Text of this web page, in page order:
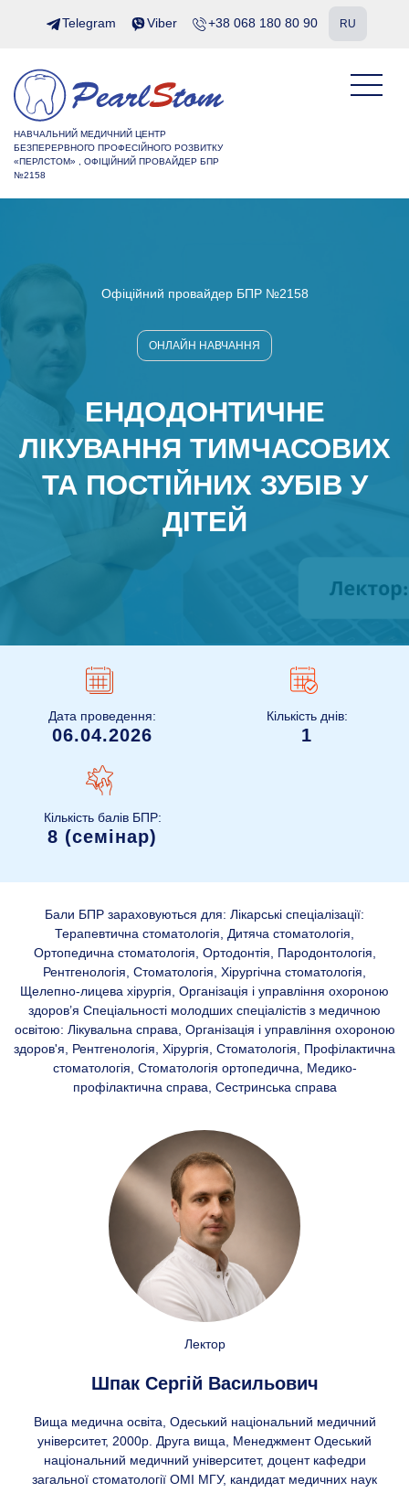
Telegram Viber +38 068 180 80 90 RU
НАВЧАЛЬНИЙ МЕДИЧНИЙ ЦЕНТР
БЕЗПЕРЕРВНОГО ПРОФЕСІЙНОГО РОЗВИТКУ
«ПЕРЛСТОМ» , ОФІЦІЙНИЙ ПРОВАЙДЕР БПР
№2158
Офіційний провайдер БПР №2158
ОНЛАЙН НАВЧАННЯ
ЕНДОДОНТИЧНЕ
ЛІКУВАННЯ ТИМЧАСОВИХ
ТА ПОСТІЙНИХ ЗУБІВ У
ДІТЕЙ
Дата проведення:
06.04.2026
Кількість днів:
1
Кількість балів БПР:
8 (семінар)
Бали БПР зараховуються для: Лікарські спеціалізації:
Терапевтична стоматологія, Дитяча стоматологія,
Ортопедична стоматологія, Ортодонтія, Пародонтологія,
Рентгенологія, Стоматологія, Хірургічна стоматологія,
Щелепно-лицева хірургія, Організація і управління охороною
здоров’я Спеціальності молодших спеціалістів з медичною
освітою: Лікувальна справа, Організація і управління охороною
здоров'я, Рентгенологія, Хірургія, Стоматологія, Профілактична
стоматологія, Стоматологія ортопедична, Медико-
профілактична справа, Сестринська справа
Лектор
Шпак Сергій Васильович
Вища медична освіта, Одеський національний медичний
університет, 2000р. Друга вища, Менеджмент Одеський
національний медичний університет, доцент кафедри
загальної стоматології ОМІ МГУ, кандидат медичних наук